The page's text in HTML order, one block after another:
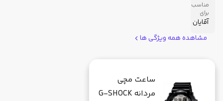
مناسب
برای
آقایان
مشاهده همه ویژگی ها
ساعت مچی
مردانه G-SHOCK